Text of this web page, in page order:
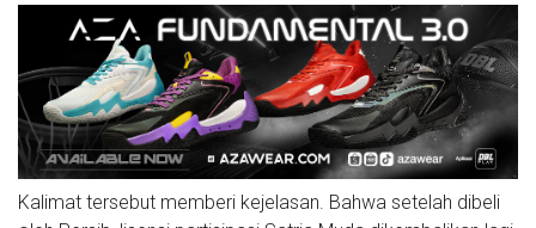
Kalimat tersebut memberi kejelasan. Bahwa setelah dibeli